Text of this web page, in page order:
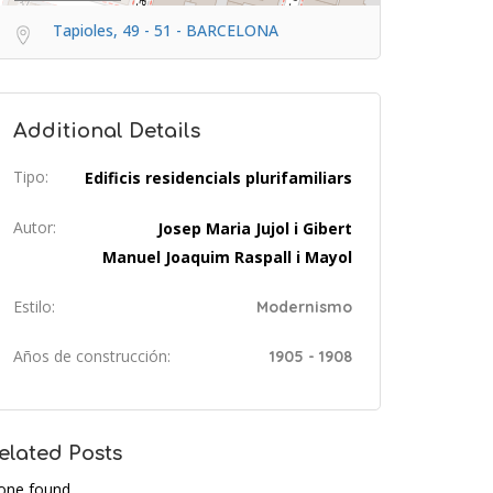
Tapioles, 49 - 51 - BARCELONA
Additional Details
Tipo: Edificis residencials plurifamiliars
Autor:
Josep Maria Jujol i Gibert
Manuel Joaquim Raspall i Mayol
Estilo: Modernismo
Años de construcción: 1905 - 1908
Posts
found